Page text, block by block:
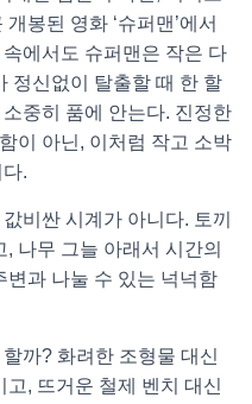
봉된 영화 ‘슈퍼맨’에서
에서도 슈퍼맨은 작은 다
정신없이 탈출할 때 한 할
중히 품에 안는다. 진정한
이 아닌, 이처럼 작고 소박
.
비싼 시계가 아니다. 토끼
나무 그늘 아래서 시간의
변과 나눌 수 있는 넉넉함
까? 화려한 조형물 대신
, 뜨거운 철제 벤치 대신